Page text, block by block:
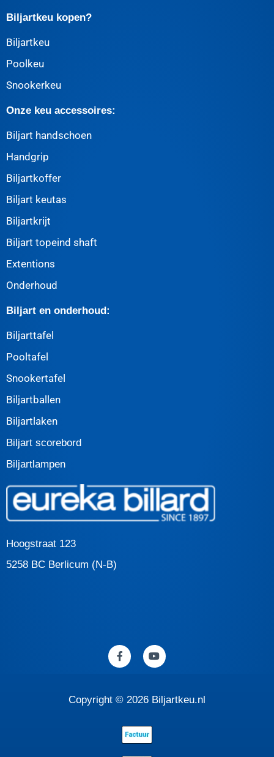
Biljartkeu kopen?
Biljartkeu
Poolkeu
Snookerkeu
Onze keu accessoires:
Biljart handschoen
Handgrip
Biljartkoffer
Biljart keutas
Biljartkrijt
Biljart topeind shaft
Extentions
Onderhoud
Biljart en onderhoud:
Biljarttafel
Pooltafel
Snookertafel
Biljartballen
Biljartlaken
Biljart scorebord
Biljartlampen
Hoogstraat 123
5258 BC Berlicum (N-B)
F
a
c
o
Y
o
u
b
Copyright © 2026 Biljartkeu.nl